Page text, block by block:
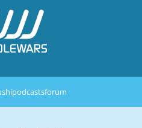
podcastsforum